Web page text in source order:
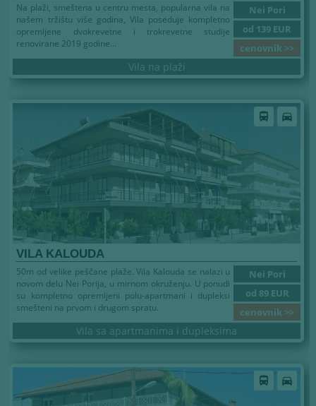
Nei Pori
od 139 EUR
cenovnik >>
Na plaži, smeštena u centru mesta, popularna vila na
našem tržištu više godina, Vila poseduje kompletno
opremljene dvokrevetne i trokrevetne studije
renovirane 2019 godine...
Vila na plaži
directions_bus directions_car
VILA KALOUDA
Nei Pori
od 89 EUR
cenovnik >>
50m od velike peščane plaže. Vila Kalouda se nalazi u
novom delu Nei Porija, u mirnom okruženju. U ponudi
su kompletno opremljeni polu-apartmani i dupleksi
smešteni na prvom i drugom spratu.
Vila sa apartmanima i dupleksima
directions_bus directions_car